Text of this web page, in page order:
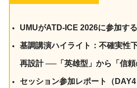
UMUがATD-ICE 2026に参加す
基調講演ハイライト：不確実性
再設計 ──「英雄型」から「信
セッション参加レポート（DAY4